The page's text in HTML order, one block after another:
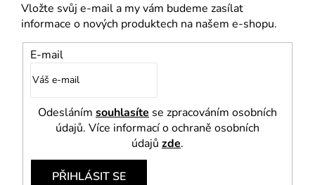
Vložte svůj e-mail a my vám budeme zasílat
informace o nových produktech na našem e-shopu.
E-mail
Odesláním souhlasíte se zpracováním osobních
údajů. Více informací o ochraně osobních
údajů zde.
PŘIHLÁSIT SE